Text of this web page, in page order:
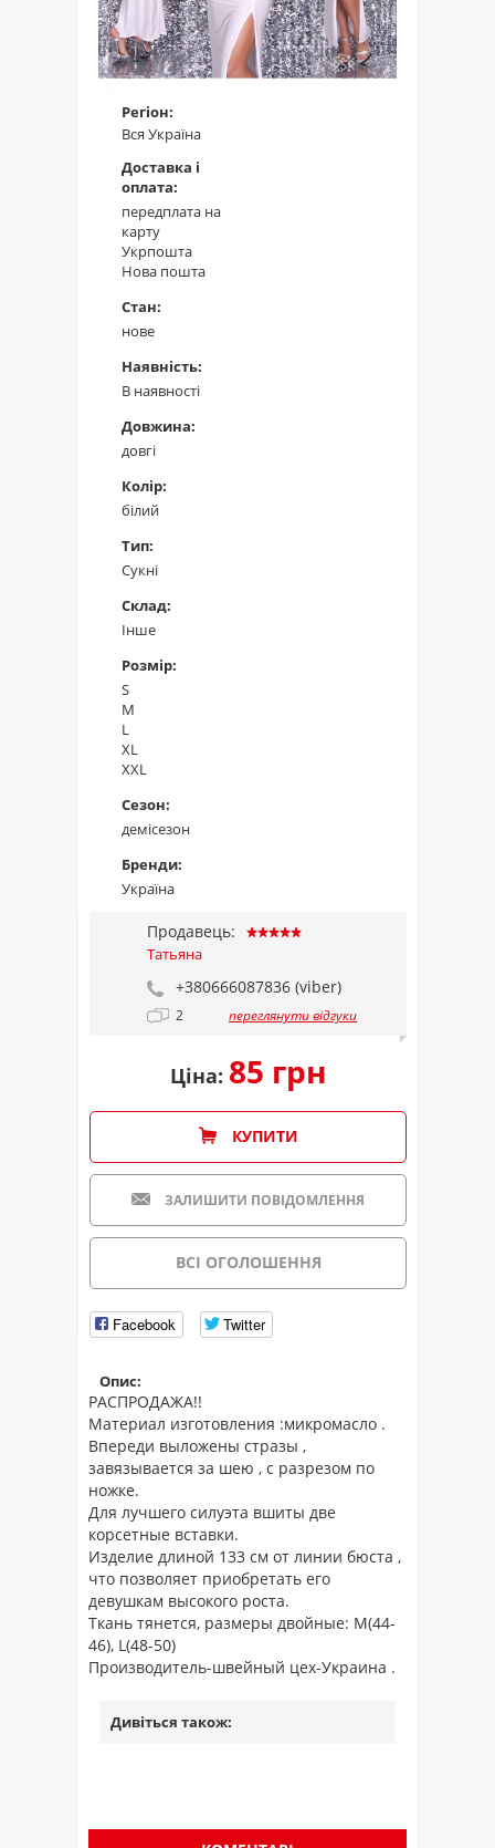
Регіон:
Вся Україна
Доставка і
оплата:
передплата на
карту
Укрпошта
Нова пошта
Стан:
нове
Наявність:
В наявності
Довжина:
довгі
Колір:
білий
Тип:
Сукні
Склад:
Інше
Розмір:
S
M
L
XL
XXL
Сезон:
демісезон
Бренди:
Україна
Продавець:
Татьяна
+380666087836 (viber)
2 переглянути відгуки
Ціна: 85 грн
КУПИТИ
ЗАЛИШИТИ ПОВІДОМЛЕННЯ
ВСІ ОГОЛОШЕННЯ
Facebook Twitter
Опис:
РАСПРОДАЖА!!
Материал изготовления :микромасло .
Впереди выложены стразы ,
завязывается за шею , с разрезом по
ножке.
Для лучшего силуэта вшиты две
корсетные вставки.
Изделие длиной 133 см от линии бюста ,
что позволяет приобретать его
девушкам высокого роста.
Ткань тянется, размеры двойные: M(44-
46), L(48-50)
Производитель-швейный цех-Украина .
Дивіться також: